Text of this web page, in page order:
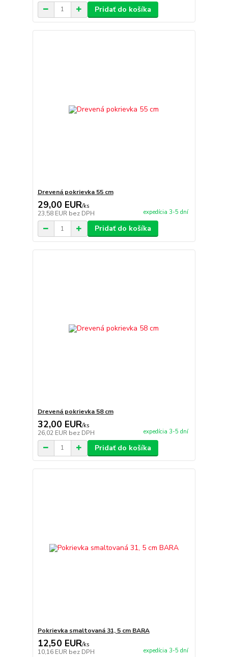
Pridať do košíka
Drevená pokrievka 55 cm
29,00 EUR/ks
23,58 EUR bez DPH expedícia 3-5 dní
Pridať do košíka
Drevená pokrievka 58 cm
32,00 EUR/ks
26,02 EUR bez DPH expedícia 3-5 dní
Pridať do košíka
Pokrievka smaltovaná 31, 5 cm BARA
12,50 EUR/ks
10,16 EUR bez DPH expedícia 3-5 dní